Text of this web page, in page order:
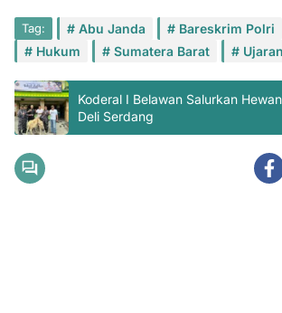
Tag: Abu Janda Bareskrim Polri
Hukum
Sumatera Barat
Koderal I Belawan Salurkan
Deli Serdang